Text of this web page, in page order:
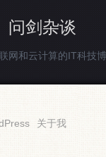
问剑杂谈
网和云计算的IT科技
关于我